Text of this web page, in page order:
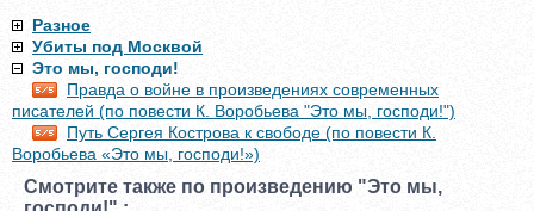
Разное
Убиты под Москвой
Это мы, господи!
Правда о войне в произведениях современных
писателей (по повести К. Воробьева "Это мы, господи!")
Путь Сергея Кострова к свободе (по повести К.
Воробьева «Это мы, господи!»)
Смотрите также по произведению "Это мы,